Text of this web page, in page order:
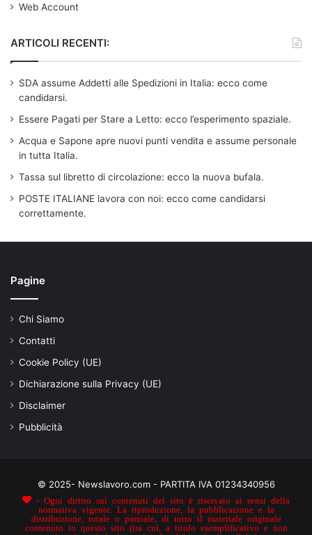
Web Account
ARTICOLI RECENTI:
SDA assume Addetti alle Spedizioni in Italia: ecco come
candidarsi.
Essere Pagati per Stare a Letto: ecco l’esperimento spaziale.
Acqua e Sapone apre nuovi punti vendita e assume personale
in tutta Italia.
Tassa sul libretto di circolazione: ecco la nuova bufala.
POSTE ITALIANE lavora con noi: ecco come candidarsi
correttamente.
Pagine
Chi Siamo
Contatti
Cookie Policy (UE)
Dichiarazione sulla Privacy (UE)
Disclaimer
Pubblicità
© 2025- Newslavoro.com - PARTITA IVA 01234340956
- Ogni diritto sui contenuti del sito è riservato ai sensi della
normativa vigente. La riproduzione, la pubblicazione e la
distribuzione, totale o parziale, di tutto il materiale originale
contenuto in questo sito (tra cui, a titolo esemplificativo e non